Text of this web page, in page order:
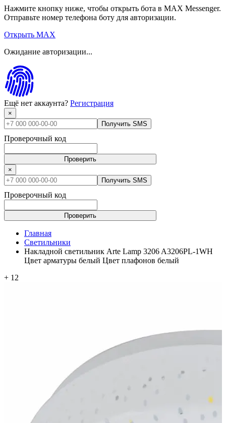
Нажмите кнопку ниже, чтобы открыть бота в MAX Messenger.
Отправьте номер телефона боту для авторизации.
Открыть MAX
Ожидание авторизации...
Ещё нет аккаунта? Регистрация
×
Получить SMS
Проверочный код
Проверить
×
Получить SMS
Проверочный код
Проверить
Главная
Светильники
Накладной светильник Arte Lamp 3206 A3206PL-1WH
Цвет арматуры белый Цвет плафонов белый
+ 12